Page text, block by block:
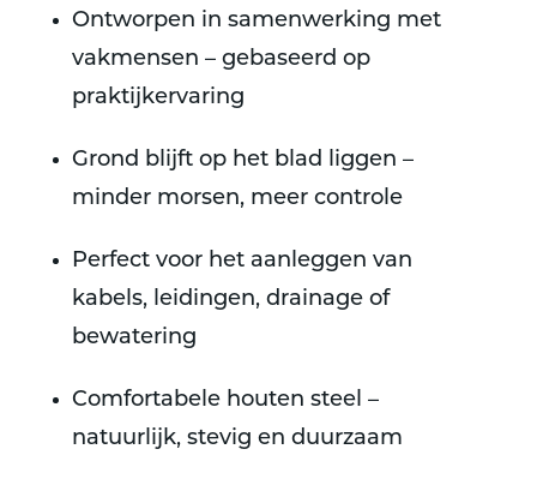
Ontworpen in samenwerking met
vakmensen – gebaseerd op
praktijkervaring
Grond blijft op het blad liggen –
minder morsen, meer controle
Perfect voor het aanleggen van
kabels, leidingen, drainage of
bewatering
Comfortabele houten steel –
natuurlijk, stevig en duurzaam